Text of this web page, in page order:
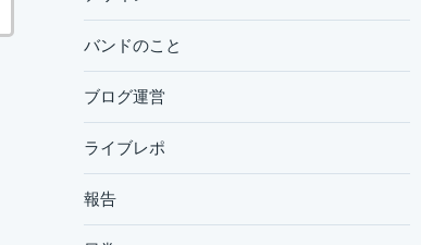
バンドのこと
ブログ運営
ライブレポ
報告